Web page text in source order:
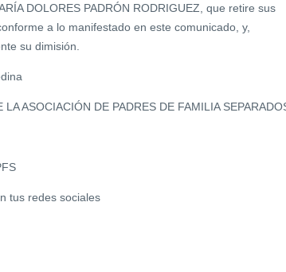
DOLORES PADRÓN RODRIGUEZ, que retire sus
a lo manifestado en este comunicado, y,
su dimisión.
ASOCIACIÓN DE PADRES DE FAMILIA
tus redes sociales